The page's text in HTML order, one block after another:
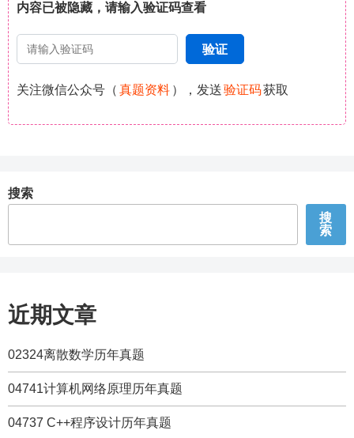
内容已被隐藏，请输入验证码查看
关注微信公众号（ 真题资料 ），发送验证码获取
搜索
搜
索
近期文章
02324离散数学历年真题
04741计算机网络原理历年真题
04737 C++程序设计历年真题